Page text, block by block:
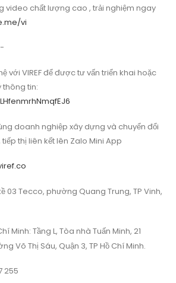
video chất lượng cao , trải nghiệm ngay
vi
với VIREF để được tư vấn triển khai hoặc
thông tin:
doanh nghiệp xây dựng và chuyển đổi
thị liên kết lên Zalo Mini App
03 Tecco, phường Quang Trung, TP Vinh,
Minh: Tầng L, Tòa nhà Tuấn Minh, 21
Võ Thị Sáu, Quận 3, TP Hồ Chí Minh.
255